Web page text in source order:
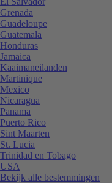
Grenada
Guadeloupe
Guatemala
Honduras
Jamaica
Kaaimaneilanden
Martinique
Mexico
Nicaragua
Panama
Puerto Rico
Sint Maarten
St. Lucia
Trinidad en Tobago
USA
Bekijk alle bestemmingen